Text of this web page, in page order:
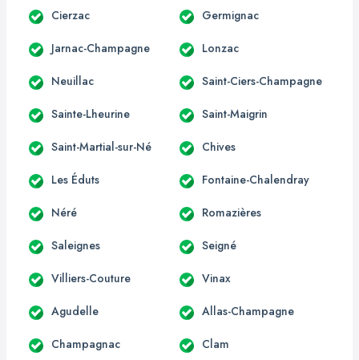
Cierzac Germignac
Jarnac-Champagne Lonzac
Neuillac Saint-Ciers-Champagne
Sainte-Lheurine Saint-Maigrin
Saint-Martial-sur-Né Chives
Les Éduts Fontaine-Chalendray
Néré Romazières
Saleignes Seigné
Villiers-Couture Vinax
Agudelle Allas-Champagne
Champagnac Clam